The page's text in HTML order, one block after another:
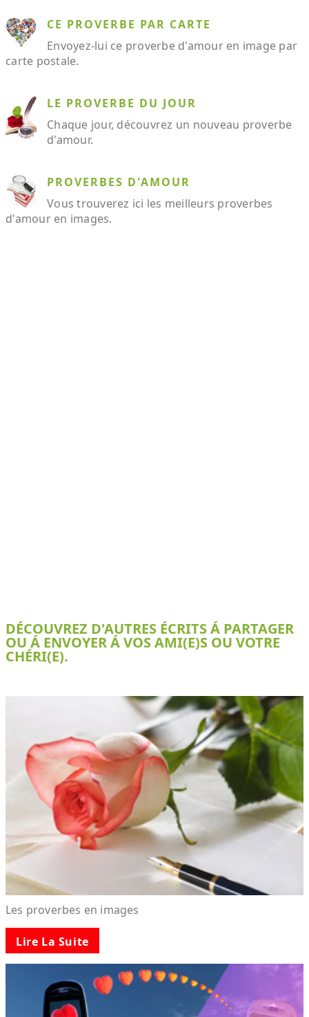
CE PROVERBE PAR CARTE
Envoyez-lui ce proverbe d'amour en image par
carte postale.
LE PROVERBE DU JOUR
Chaque jour, découvrez un nouveau proverbe
d'amour.
PROVERBES D'AMOUR
Vous trouverez ici les meilleurs proverbes
d'amour en images.
DÉCOUVREZ D'AUTRES ÉCRITS Á PARTAGER
OU Á ENVOYER Á VOS AMI(E)S OU VOTRE
CHÉRI(E).
Les proverbes en images
Lire La Suite